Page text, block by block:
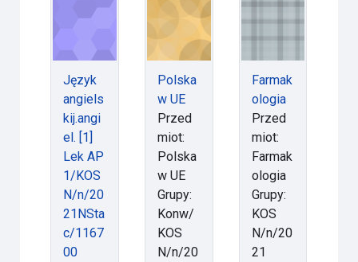
Język
angiels
kij.angi
el. [1]
Lek AP
1/KOS
N/n/20
21NSta
c/1167
00
Polska
w UE
Przed
miot:
Polska
w UE
Grupy:
Konw/
KOS
N/n/20
Farmak
ologia
Przed
miot:
Farmak
ologia
Grupy:
KOS
N/n/20
21